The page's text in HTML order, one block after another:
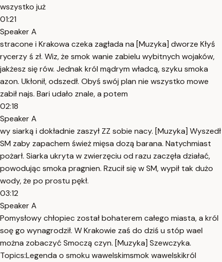
wszystko już
01:21
Speaker A
stracone i Krakowa czeka zagłada na [Muzyka] dworze Kłyś
rycerzy ś zł. Wiz, że smok wanie zabielu wybitnych wojaków,
jakżesz się rów. Jednak król mądrym władcą, szyku smoka
azon. Ukłonił, odszedł. Obyś swój plan nie wszystko mowe
zabił najs. Bari udało znale, a potem
02:18
Speaker A
wy siarką i dokładnie zaszył ZZ sobie nacy. [Muzyka] Wyszedł
SM zaby zapachem śwież mięsa dozą barana. Natychmiast
pożarł. Siarka ukryta w zwierzęciu od razu zaczęła działać,
powodując smoka pragnien. Rzucił się w SM, wypił tak dużo
wody, że po prostu pękł.
03:12
Speaker A
Pomysłowy chłopiec został bohaterem całego miasta, a król
soę go wynagrodził. W Krakowie zaś do dziś u stóp wael
można zobaczyć Smoczą czyn. [Muzyka] Szewczyka.
Topics:Legenda o smoku wawelskimsmok wawelskikról